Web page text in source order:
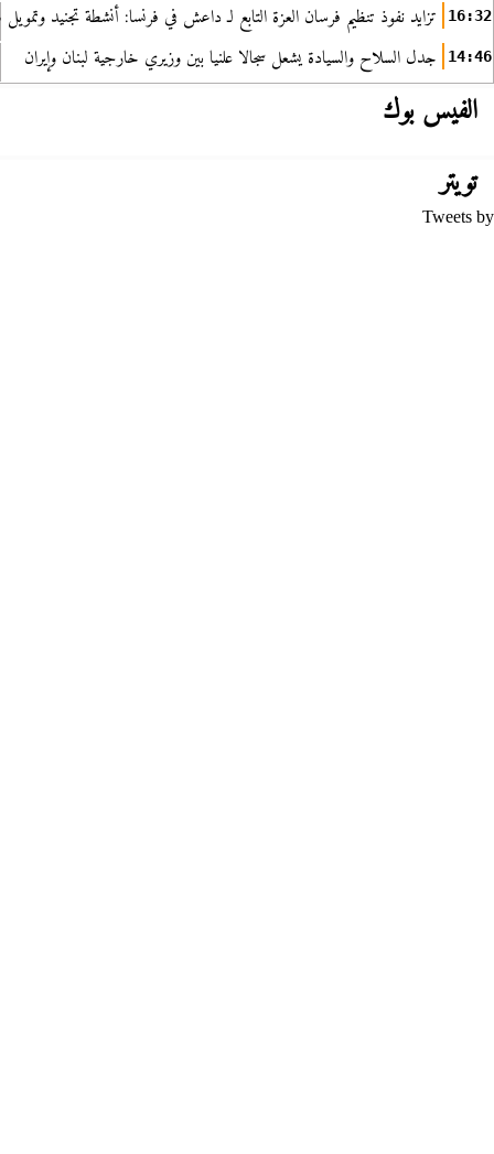
16:32 تزايد نفوذ تنظيم فرسان العزة التابع لـ داعش في فرنسا: أنشطة تجنيد
14:46 جدل السلاح والسيادة يشعل سجالا علنيا بين وزيري خارجية لبنان وإيران
الفيس بوك
تويتر
Tweets by